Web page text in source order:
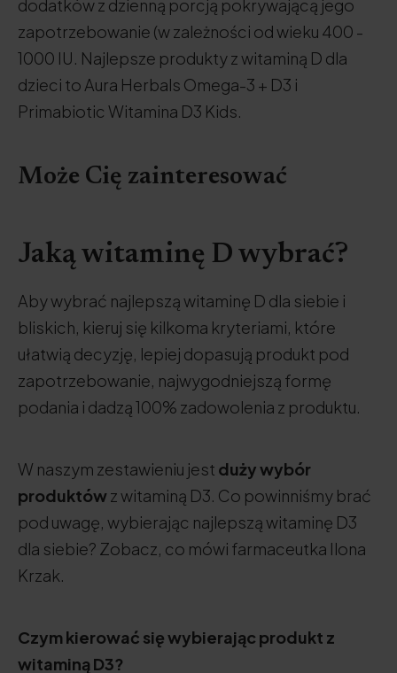
dodatków z dzienną porcją pokrywającą jego
zapotrzebowanie (w zależności od wieku 400 -
1000 IU. Najlepsze produkty z witaminą D dla
dzieci to Aura Herbals Omega-3 + D3 i
Primabiotic Witamina D3 Kids.
Może Cię zainteresować
Jaką witaminę D wybrać?
Aby wybrać najlepszą witaminę D dla siebie i
bliskich, kieruj się kilkoma kryteriami, które
ułatwią decyzję, lepiej dopasują produkt pod
zapotrzebowanie, najwygodniejszą formę
podania i dadzą 100% zadowolenia z produktu.
W naszym zestawieniu jest duży wybór
produktówz witaminą D3. Co powinniśmy brać
pod uwagę, wybierając najlepszą witaminę D3
dla siebie? Zobacz, co mówi farmaceutka Ilona
Krzak.
Czym kierować się wybierając produkt z
witaminą D3?